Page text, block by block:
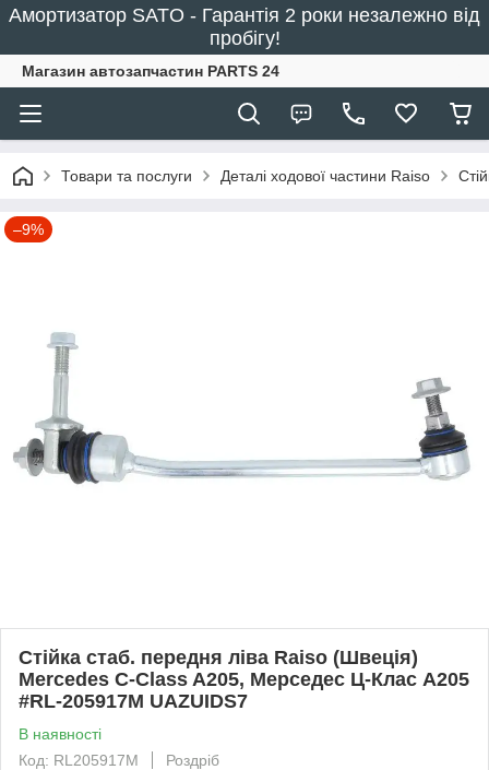
Амортизатор SATO - Гарантія 2 роки незалежно від
пробігу!
Магазин автозапчастин PARTS 24
Товари та послуги Деталі ходової частини Raiso
–9%
Стійка стаб. передня ліва Raiso (Швеція)
Mercedes C-Class A205, Мерседес Ц-Клас А205
#RL-205917M UAZUIDS7
В наявності
Код: RL205917M
Роздріб